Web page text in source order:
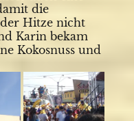
die
Hitze nicht
Karin bekam
Kokosnuss und